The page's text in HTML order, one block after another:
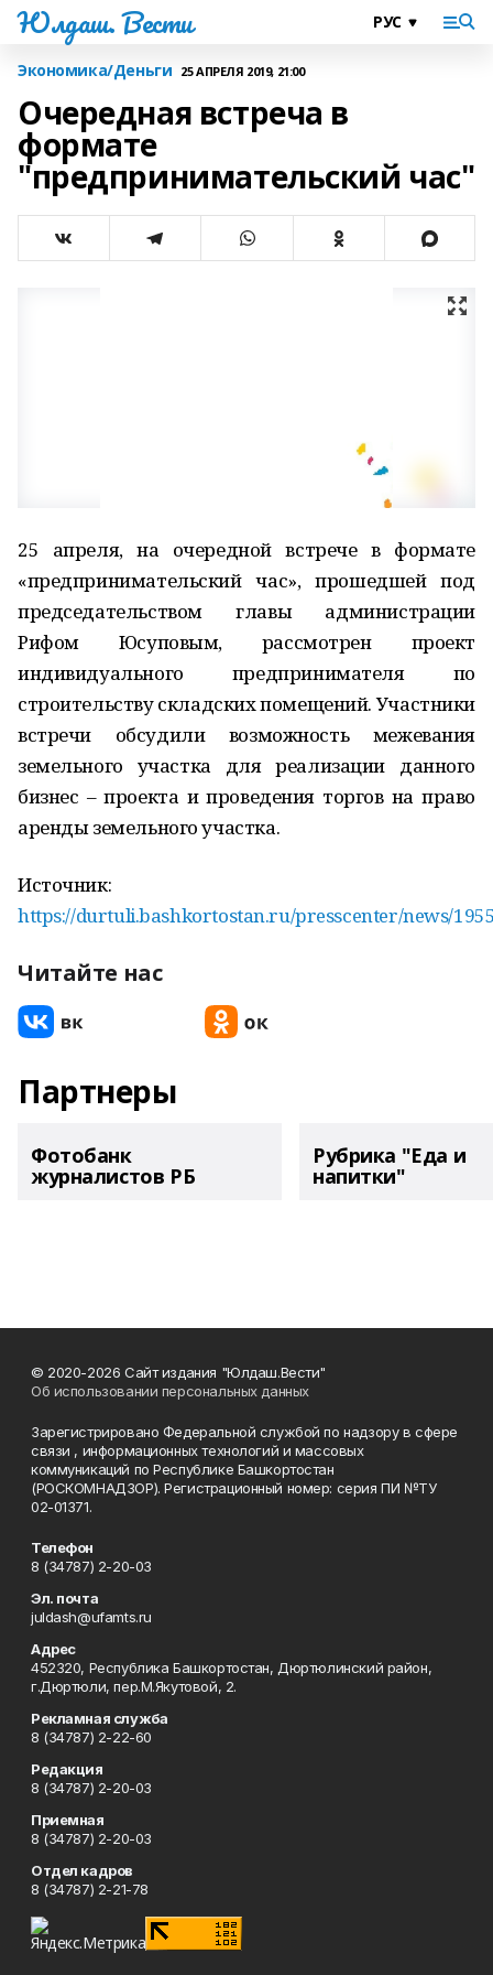
Юлдаш. Вести
Экономика/Деньги 25 АПРЕЛЯ 2019, 21:00
Очередная встреча в
формате
"предпринимательский час"
25 апреля, на очередной встрече в формате
«предпринимательский час», прошедшей под
председательством главы администрации
Рифом Юсуповым, рассмотрен проект
индивидуального предпринимателя по
строительству складских помещений. Участники
встречи обсудили возможность межевания
земельного участка для реализации данного
бизнес – проекта и проведения торгов на право
аренды земельного участка.
Источник:
https://durtuli.bashkortostan.ru/presscenter/news/
Читайте нас
Партнеры
Фотобанк
журналистов РБ
Рубрика "Еда и
напитки"
© 2020-2026 Сайт издания "Юлдаш.Вести"
Об использовании персональных данных
Зарегистрировано Федеральной службой по надзору в сфере
связи , информационных технологий и массовых
коммуникаций по Республике Башкортостан
(РОСКОМНАДЗОР). Регистрационный номер: серия ПИ №ТУ
02-01371.
Телефон
8 (34787) 2-20-03
Эл. почта
juldash@ufamts.ru
Адрес
452320, Республика Башкортостан, Дюртюлинский район,
г.Дюртюли, пер.М.Якутовой, 2.
Рекламная служба
8 (34787) 2-22-60
Редакция
8 (34787) 2-20-03
Приемная
8 (34787) 2-20-03
Отдел кадров
8 (34787) 2-21-78